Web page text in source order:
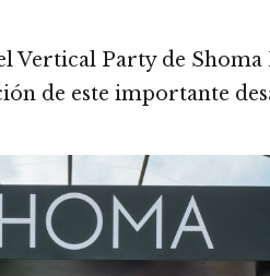
Party de Shoma
de este importante